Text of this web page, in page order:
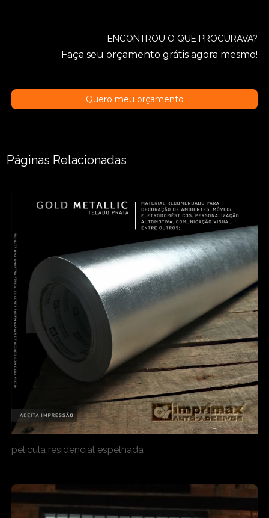
ENCONTROU O QUE PROCURAVA?
Faça seu orçamento grátis agora mesmo!
Quero meu orçamento
Páginas Relacionadas
película residencial espelhada